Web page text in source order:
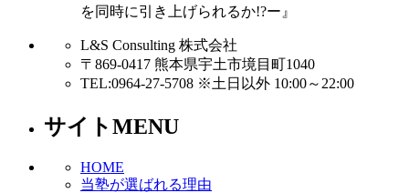
を同時に引き上げられるか!?ー』
L&S Consulting 株式会社
〒869-0417 熊本県宇土市境目町1040
TEL:0964-27-5708 ※土日以外 10:00～22:00
サイトMENU
HOME
当塾が選ばれる理由